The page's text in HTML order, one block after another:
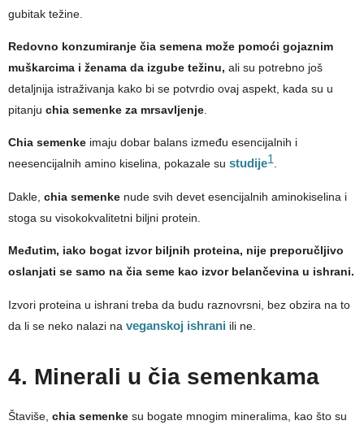
gubitak težine.
Redovno konzumiranje čia semena može pomoći gojaznim
muškarcima i ženama da izgube težinu, ali su potrebno još
detaljnija istraživanja kako bi se potvrdio ovaj aspekt, kada su u
pitanju chia semenke za mrsavljenje
Chia semenke imaju dobar balans između esencijalnih i
neesencijalnih amino kiselina, pokazale su studije1.
Dakle, chia semenke nude svih devet esencijalnih aminokiselina i
stoga su visokokvalitetni biljni protein.
Međutim, iako bogat izvor biljnih proteina, nije preporučljivo
oslanjati se samo na čia seme kao izvor belančevina u ishrani.
Izvori proteina u ishrani treba da budu raznovrsni, bez obzira na to
da li se neko nalazi na veganskoj ishrani ili ne.
4. Minerali u čia semenkama
Štaviše, chia semenke su bogate mnogim mineralima, kao što su